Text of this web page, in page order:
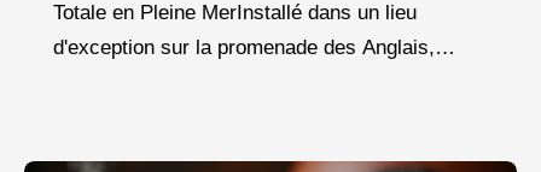
Totale en Pleine MerInstallé dans un lieu
d'exception sur la promenade des Anglais,